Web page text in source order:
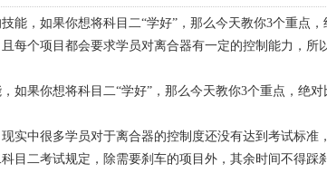
能，如果你想将科目二“学好”，那么今天教你3个重点
每个项目都会要求学员对离合器有一定的控制能力，
果你想将科目二“学好”，那么今天教你3个重点，绝
实中很多学员对于离合器的控制度还没有达到考试标准
目二考试规定，除需要刹车的项目外，其余时间不得踩